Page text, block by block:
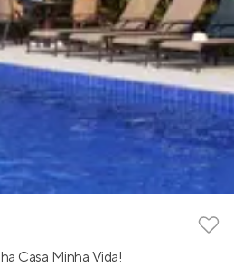
Casa Minha Vida!